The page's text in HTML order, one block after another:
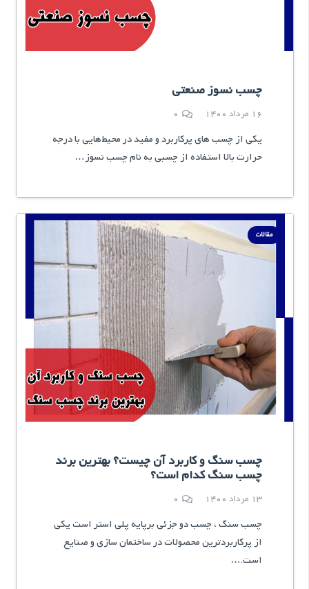
چسب نسوز صنعتی
16 مرداد 1400 0
یکی از چسب های پرکاربرد و مفید در محیط‌هایی با درجه
حرارت بالا استفاده از چسبی به نام چسب نسوز…
مقالات
چسب سنگ و کاربرد آن چیست؟ بهترین برند
چسب سنگ کدام است؟
13 مرداد 1400 0
چسب سنگ ، چسب دو جزئی برپایه پلی استر است یکی
از پرکاربردترین محصولات در ساختمان سازی و صنایع
است.…